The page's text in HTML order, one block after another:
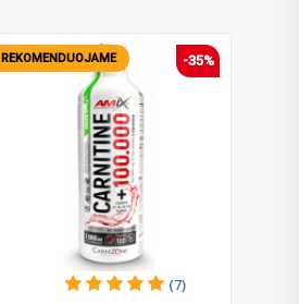
REKOMENDUOJAME -35%
(7)